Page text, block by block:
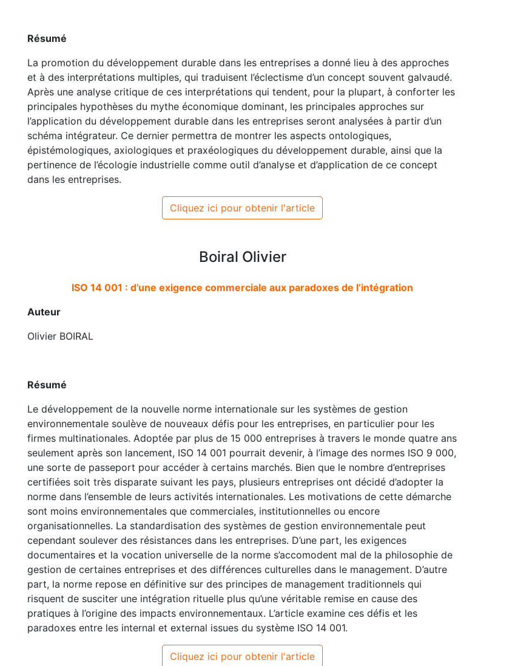
Résumé
La promotion du développement durable dans les entreprises a donné lieu à des approches
et à des interprétations multiples, qui traduisent l’éclectisme d’un concept souvent galvaudé.
Après une analyse critique de ces interprétations qui tendent, pour la plupart, à conforter les
principales hypothèses du mythe économique dominant, les principales approches sur
l’application du développement durable dans les entreprises seront analysées à partir d’un
schéma intégrateur. Ce dernier permettra de montrer les aspects ontologiques,
épistémologiques, axiologiques et praxéologiques du développement durable, ainsi que la
pertinence de l’écologie industrielle comme outil d’analyse et d’application de ce concept
dans les entreprises.
Cliquez ici pour obtenir l'article
Boiral Olivier
ISO 14 001 : d’une exigence commerciale aux paradoxes de l’intégration
Auteur
Olivier BOIRAL
Résumé
Le développement de la nouvelle norme internationale sur les systèmes de gestion
environnementale soulève de nouveaux défis pour les entreprises, en particulier pour les
firmes multinationales. Adoptée par plus de 15 000 entreprises à travers le monde quatre ans
seulement après son lancement, ISO 14 001 pourrait devenir, à l’image des normes ISO 9 000,
une sorte de passeport pour accéder à certains marchés. Bien que le nombre d’entreprises
certifiées soit très disparate suivant les pays, plusieurs entreprises ont décidé d’adopter la
norme dans l’ensemble de leurs activités internationales. Les motivations de cette démarche
sont moins environnementales que commerciales, institutionnelles ou encore
organisationnelles. La standardisation des systèmes de gestion environnementale peut
cependant soulever des résistances dans les entreprises. D’une part, les exigences
documentaires et la vocation universelle de la norme s’accomodent mal de la philosophie de
gestion de certaines entreprises et des différences culturelles dans le management. D’autre
part, la norme repose en définitive sur des principes de management traditionnels qui
risquent de susciter une intégration rituelle plus qu’une véritable remise en cause des
pratiques à l’origine des impacts environnementaux. L’article examine ces défis et les
paradoxes entre les internal et external issues du système ISO 14 001.
Cliquez ici pour obtenir l'article